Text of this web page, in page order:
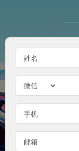
姓名
手机
邮箱